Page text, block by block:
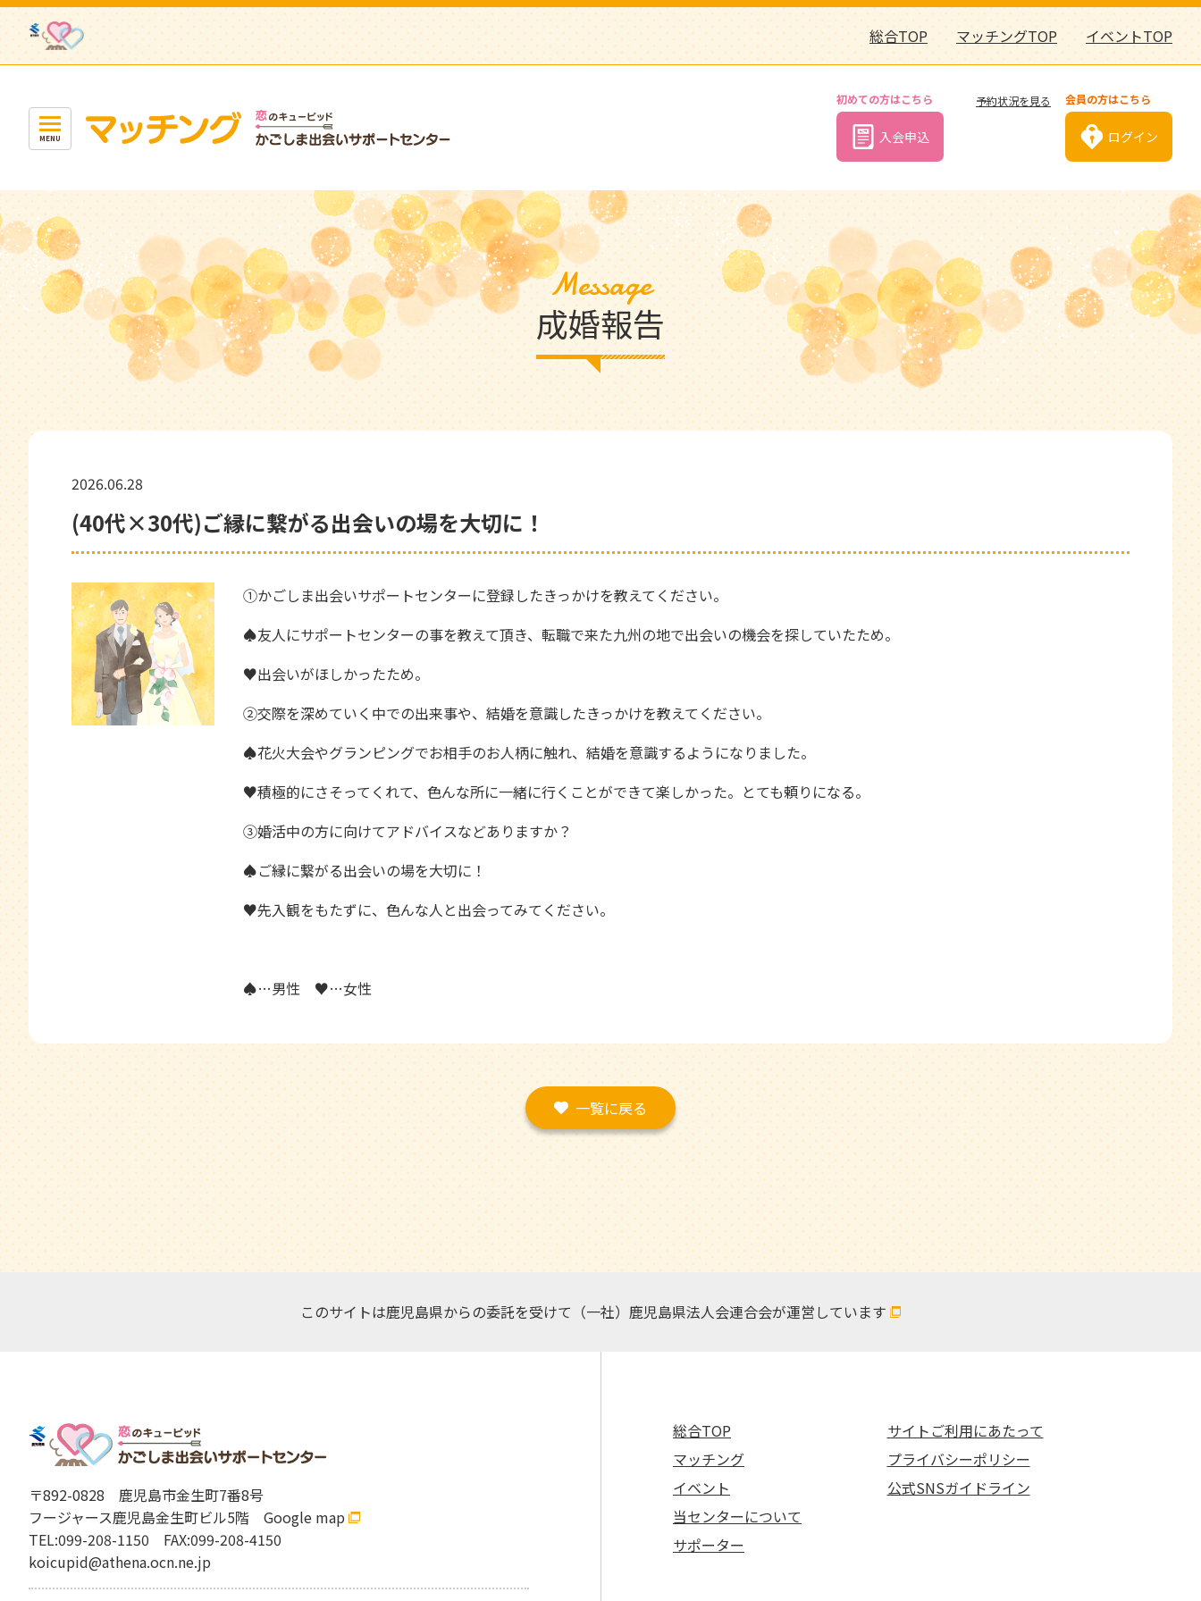
総合TOP マッチングTOP イベントTOP
初めての方はこちら
入会申込
予約状況を見る 会員の方はこちら
ログイン
Message
成婚報告
2026.06.28
(40代×30代)ご縁に繋がる出会いの場を大切に！
①かごしま出会いサポートセンターに登録したきっかけを教えてください。
♠友人にサポートセンターの事を教えて頂き、転職で来た九州の地で出会いの機会を探していたため。
♥出会いがほしかったため。
②交際を深めていく中での出来事や、結婚を意識したきっかけを教えてください。
♠花火大会やグランピングでお相手のお人柄に触れ、結婚を意識するようになりました。
♥積極的にさそってくれて、色んな所に一緒に行くことができて楽しかった。とても頼りになる。
③婚活中の方に向けてアドバイスなどありますか？
♠ご縁に繋がる出会いの場を大切に！
♥先入観をもたずに、色んな人と出会ってみてください。
♠…男性 ♥…女性
一覧に戻る
このサイトは鹿児島県からの委託を受けて（一社）鹿児島県法人会連合会が運営しています
〒892-0828 鹿児島市金生町7番8号
フージャース鹿児島金生町ビル5階 Google map
TEL:099-208-1150 FAX:099-208-4150
koicupid@athena.ocn.ne.jp
総合TOP
マッチング
イベント
当センターについて
サポーター
サイトご利用にあたって
プライバシーポリシー
公式SNSガイドライン